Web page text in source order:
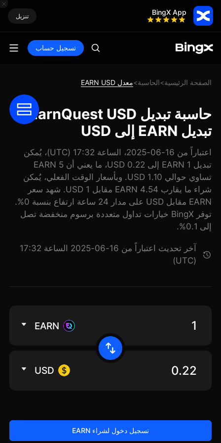
BingX App تنزيل
تسجيل حساب
الصفحة الرئيسية>الحاسبة>معدل EARN USD
حاسبة تبديل EarnQuest USD:
تبديل EARN إلى USD
اعتباراً من 16-06-2025، الساعة 17:32 (UTC)، يُمكن
تبديل 1 EARN إلى 0.22 USD، ما يعني أن 5 EARN
تساوي حوالي 1.10 USD. وبأسعار الوقت الفعلي، يُمكن
شراء ما يقارب 4.54 EARN مقابل 1 USD. شهد سعر
EARN مقابل USD على مدار 24 ساعة ارتفاع بنسبة 0%.
توفر BingX خيارات تداول متعددة برسوم منخفضة تصل
إلى 0.1%.
آخر تحديث اعتباراً من 16-06-2025 الساعة 17:32
(UTC)
EARN
USD
تسجيل دخول لشراء EARN